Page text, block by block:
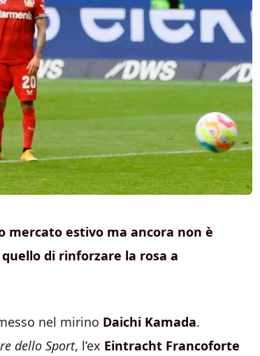
estivo ma ancora non è
di rinforzare la rosa a
nel mirino Daichi Kamada.
dello Sport, l’ex Eintracht Francoforte